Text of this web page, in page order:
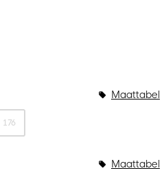
Maattabel
176
Maattabel